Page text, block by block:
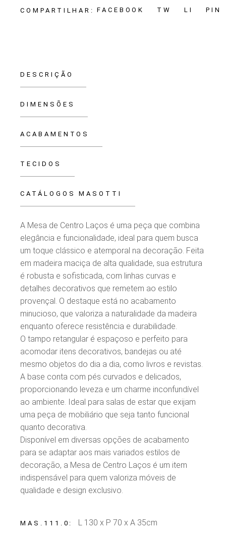
COMPARTILHAR: FACEBOOK TW LI PIN
DESCRIÇÃO
DIMENSÕES
ACABAMENTOS
TECIDOS
CATÁLOGOS MASOTTI
A Mesa de Centro Laços é uma peça que combina
elegância e funcionalidade, ideal para quem busca
um toque clássico e atemporal na decoração. Feita
em madeira maciça de alta qualidade, sua estrutura
é robusta e sofisticada, com linhas curvas e
detalhes decorativos que remetem ao estilo
provençal. O destaque está no acabamento
minucioso, que valoriza a naturalidade da madeira
enquanto oferece resistência e durabilidade.
O tampo retangular é espaçoso e perfeito para
acomodar itens decorativos, bandejas ou até
mesmo objetos do dia a dia, como livros e revistas.
A base conta com pés curvados e delicados,
proporcionando leveza e um charme inconfundível
ao ambiente. Ideal para salas de estar que exijam
uma peça de mobiliário que seja tanto funcional
quanto decorativa.
Disponível em diversas opções de acabamento
para se adaptar aos mais variados estilos de
decoração, a Mesa de Centro Laços é um item
indispensável para quem valoriza móveis de
qualidade e design exclusivo.
MAS.111.0 L 130 x P 70 x A 35cm